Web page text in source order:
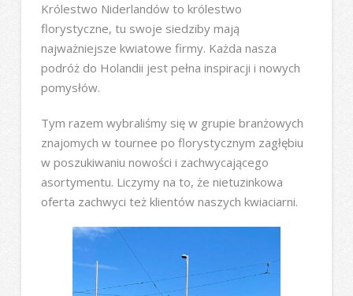
Królestwo Niderlandów to królestwo
florystyczne, tu swoje siedziby mają
najważniejsze kwiatowe firmy. Każda nasza
podróż do Holandii jest pełna inspiracji i nowych
pomysłów.
Tym razem wybraliśmy się w grupie branżowych
znajomych w tournee po florystycznym zagłębiu
w poszukiwaniu nowości i zachwycającego
asortymentu. Liczymy na to, że nietuzinkowa
oferta zachwyci też klientów naszych kwiaciarni.